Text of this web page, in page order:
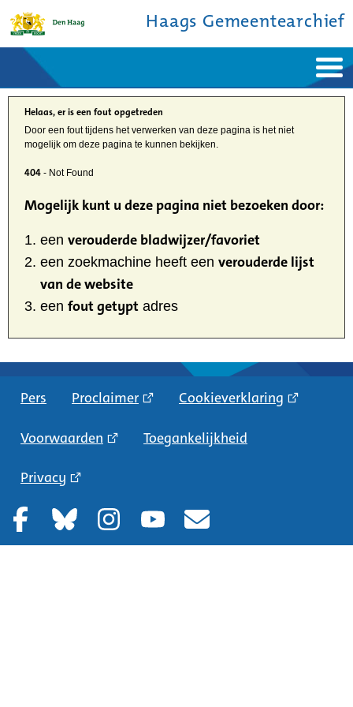
Haags Gemeentearchief
Home
Nieuws
Ontdek de stad
De studiezaal
Bronnen en collecties
Over ons
Contact
Helaas, er is een fout opgetreden
Door een fout tijdens het verwerken van deze pagina is het niet
mogelijk om deze pagina te kunnen bekijken.
404 - Not Found
Mogelijk kunt u deze pagina niet bezoeken door:
een verouderde bladwijzer/favoriet
een zoekmachine heeft een verouderde lijst
van de website
een fout getypt adres
Pers Proclaimer Cookieverklaring
Voorwaarden Toegankelijkheid
Privacy